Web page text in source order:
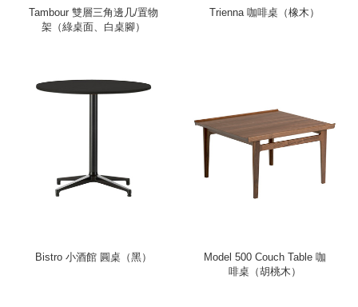
Tambour 雙層三角邊几/置物
架（綠桌面、白桌腳）
Trienna 咖啡桌（橡木）
Bistro 小酒館 圓桌（黑）
Model 500 Couch Table 咖
啡桌（胡桃木）